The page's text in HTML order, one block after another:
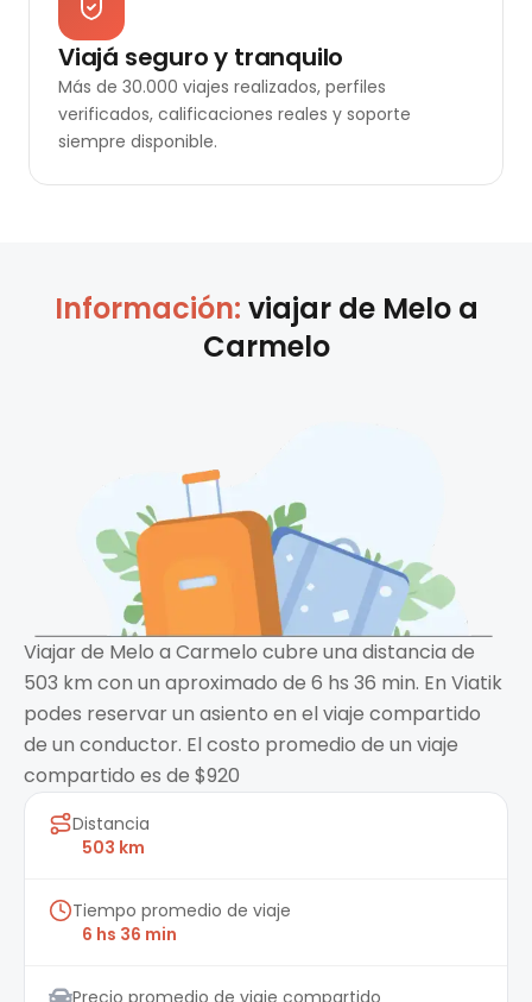
Viajá seguro y tranquilo
Más de 30.000 viajes realizados, perfiles
verificados, calificaciones reales y soporte
siempre disponible.
Información: viajar de Meloa
Carmelo
Viajar de Melo a Carmelo cubre una distancia de
503 km con un aproximado de 6 hs 36 min. En Viatik
podes reservar un asiento en el viaje compartido
de un conductor. El costo promedio de un viaje
compartido es de $920
Distancia
503 km
Tiempo promedio de viaje
6 hs 36 min